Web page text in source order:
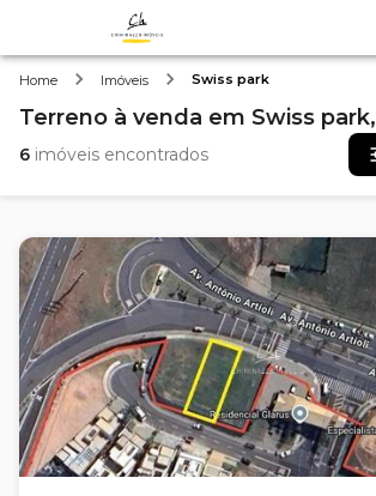
Home Imóveis Swiss park
Terreno à venda em Swiss park,
6 imóveis encontrados